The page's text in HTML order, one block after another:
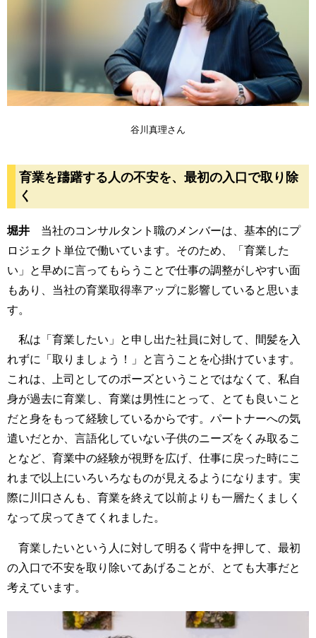
谷川真理さん
育業を躊躇する人の不安を、最初の入口で取り除
く
堀井 当社のコンサルタント職のメンバーは、基本的にプ
ロジェクト単位で働いています。そのため、「育業した
い」と早めに言ってもらうことで仕事の調整がしやすい面
もあり、当社の育業取得率アップに影響していると思いま
す。
私は「育業したい」と申し出た社員に対して、間髪を入
れずに「取りましょう！」と言うことを心掛けています。
これは、上司としてのポーズということではなくて、私自
身が過去に育業し、育業は男性にとって、とても良いこと
だと身をもって経験しているからです。パートナーへの気
遣いだとか、言語化していない子供のニーズをくみ取るこ
となど、育業中の経験が視野を広げ、仕事に戻った時にこ
れまで以上にいろいろなものが見えるようになります。実
際に川口さんも、育業を終えて以前よりも一層たくましく
なって戻ってきてくれました。
育業したいという人に対して明るく背中を押して、最初
の入口で不安を取り除いてあげることが、とても大事だと
考えています。